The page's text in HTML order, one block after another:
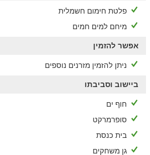
פלטת חימום חשמלית
מיחם למים חמים
אפשר להזמין
ניתן להזמין מזרנים נוספים
ביישוב וסביבתו
חוף ים
סופרמרקט
בית כנסת
גן משחקים